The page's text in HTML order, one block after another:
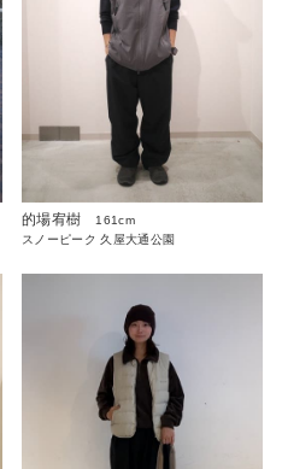
的場宥樹
161cm
スノーピーク 久屋大通公園